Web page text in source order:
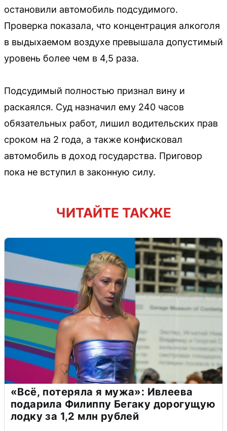
остановили автомобиль подсудимого.
Проверка показала, что концентрация алкоголя
в выдыхаемом воздухе превышала допустимый
уровень более чем в 4,5 раза.
Подсудимый полностью признал вину и
раскаялся. Суд назначил ему 240 часов
обязательных работ, лишил водительских прав
сроком на 2 года, а также конфисковал
автомобиль в доход государства. Приговор
пока не вступил в законную силу.
ЧИТАЙТЕ ТАКЖЕ
«Всё, потеряла я мужа»: Ивлеева
подарила Филиппу Бегаку дорогущую
лодку за 1,2 млн рублей